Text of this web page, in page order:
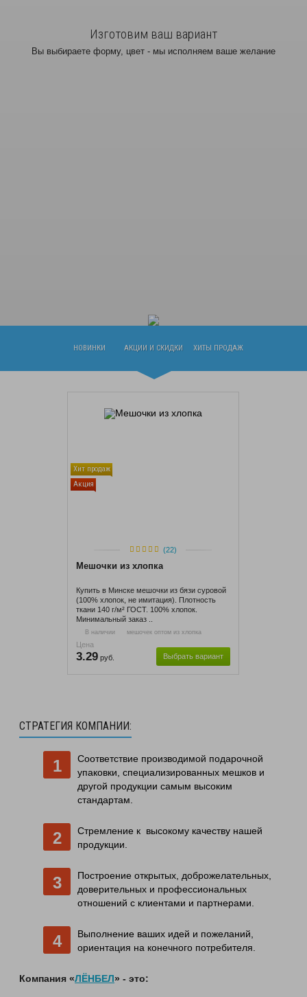
Изготовим ваш вариант
Вы выбираете форму, цвет - мы исполняем ваше желание
НОВИНКИ АКЦИИ И СКИДКИ ХИТЫ ПРОДАЖ
Хит продаж
Акция
(22)
Мешочки из хлопка
Купить в Минске мешочки из бязи суровой
(100% хлопок, не имитация). Плотность
ткани 140 г/м² ГОСТ. 100% хлопок.
Минимальный заказ ..
В наличии мешочек оптом из хлопка
Цена
3.29руб. Выбрать вариант
СТРАТЕГИЯ КОМПАНИИ:
Соответствие производимой подарочной
упаковки, специализированных мешков и
другой продукции самым высоким
стандартам.
Стремление к высокому качеству нашей
продукции.
Построение открытых, доброжелательных,
доверительных и профессиональных
отношений с клиентами и партнерами.
Выполнение ваших идей и пожеланий,
ориентация на конечного потребителя.
Компания «ЛЁНБЕЛ» - это: